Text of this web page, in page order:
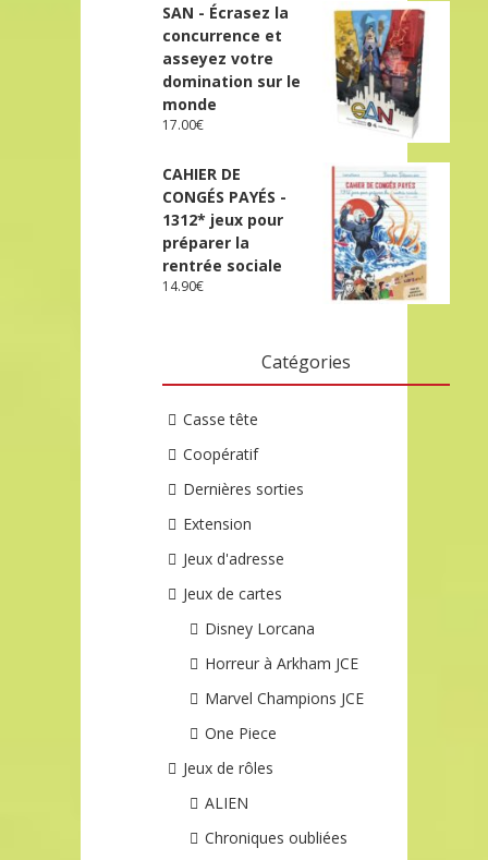
SAN - Écrasez la
concurrence et
asseyez votre
domination sur le
monde
17.00€
CAHIER DE
CONGÉS PAYÉS -
1312* jeux pour
préparer la
rentrée sociale
14.90€
Catégories
Casse tête
Coopératif
Dernières sorties
Extension
Jeux d'adresse
Jeux de cartes
Disney Lorcana
Horreur à Arkham JCE
Marvel Champions JCE
One Piece
Jeux de rôles
ALIEN
Chroniques oubliées